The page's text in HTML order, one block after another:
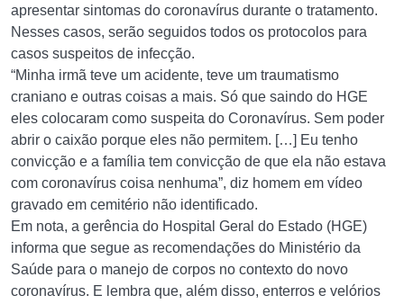
apresentar sintomas do coronavírus durante o tratamento.
Nesses casos, serão seguidos todos os protocolos para
casos suspeitos de infecção.
“Minha irmã teve um acidente, teve um traumatismo
craniano e outras coisas a mais. Só que saindo do HGE
eles colocaram como suspeita do Coronavírus. Sem poder
abrir o caixão porque eles não permitem. […] Eu tenho
convicção e a família tem convicção de que ela não estava
com coronavírus coisa nenhuma”, diz homem em vídeo
gravado em cemitério não identificado.
Em nota, a gerência do Hospital Geral do Estado (HGE)
informa que segue as recomendações do Ministério da
Saúde para o manejo de corpos no contexto do novo
coronavírus. E lembra que, além disso, enterros e velórios